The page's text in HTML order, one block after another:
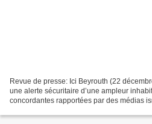
Revue de presse: Ici Beyrouth (22
une alerte sécuritaire d’une ampleur
concordantes rapportées par des médias